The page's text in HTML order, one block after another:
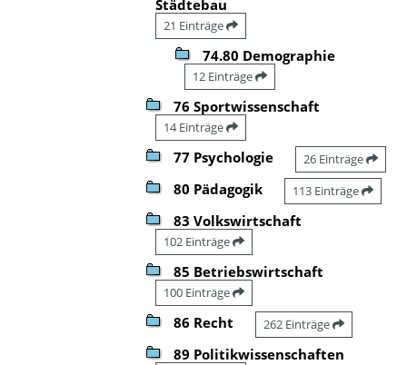
Städtebau
21 Einträge
74.80 Demographie
12 Einträge
76 Sportwissenschaft
14 Einträge
77 Psychologie 26 Einträge
80 Pädagogik 113 Einträge
83 Volkswirtschaft
102 Einträge
85 Betriebswirtschaft
100 Einträge
86 Recht 262 Einträge
89 Politikwissenschaften